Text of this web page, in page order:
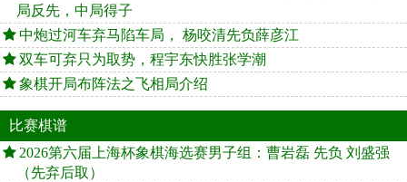
局反先，中局得子
中炮过河车弃马陷车局， 杨咬清先负薛彦江
双车可弃只为取势，程宇东快胜张学潮
象棋开局布阵法之飞相局介绍
比赛棋谱
2026第六届上海杯象棋海选赛男子组：曹岩磊 先负 刘盛强
（先弃后取）